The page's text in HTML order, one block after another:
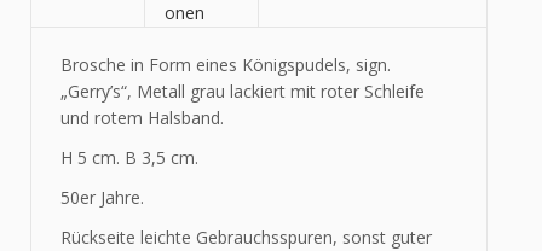
onen
Brosche in Form eines Königspudels, sign.
„Gerry’s“, Metall grau lackiert mit roter Schleife
und rotem Halsband.
H 5 cm. B 3,5 cm.
50er Jahre.
Rückseite leichte Gebrauchsspuren, sonst guter